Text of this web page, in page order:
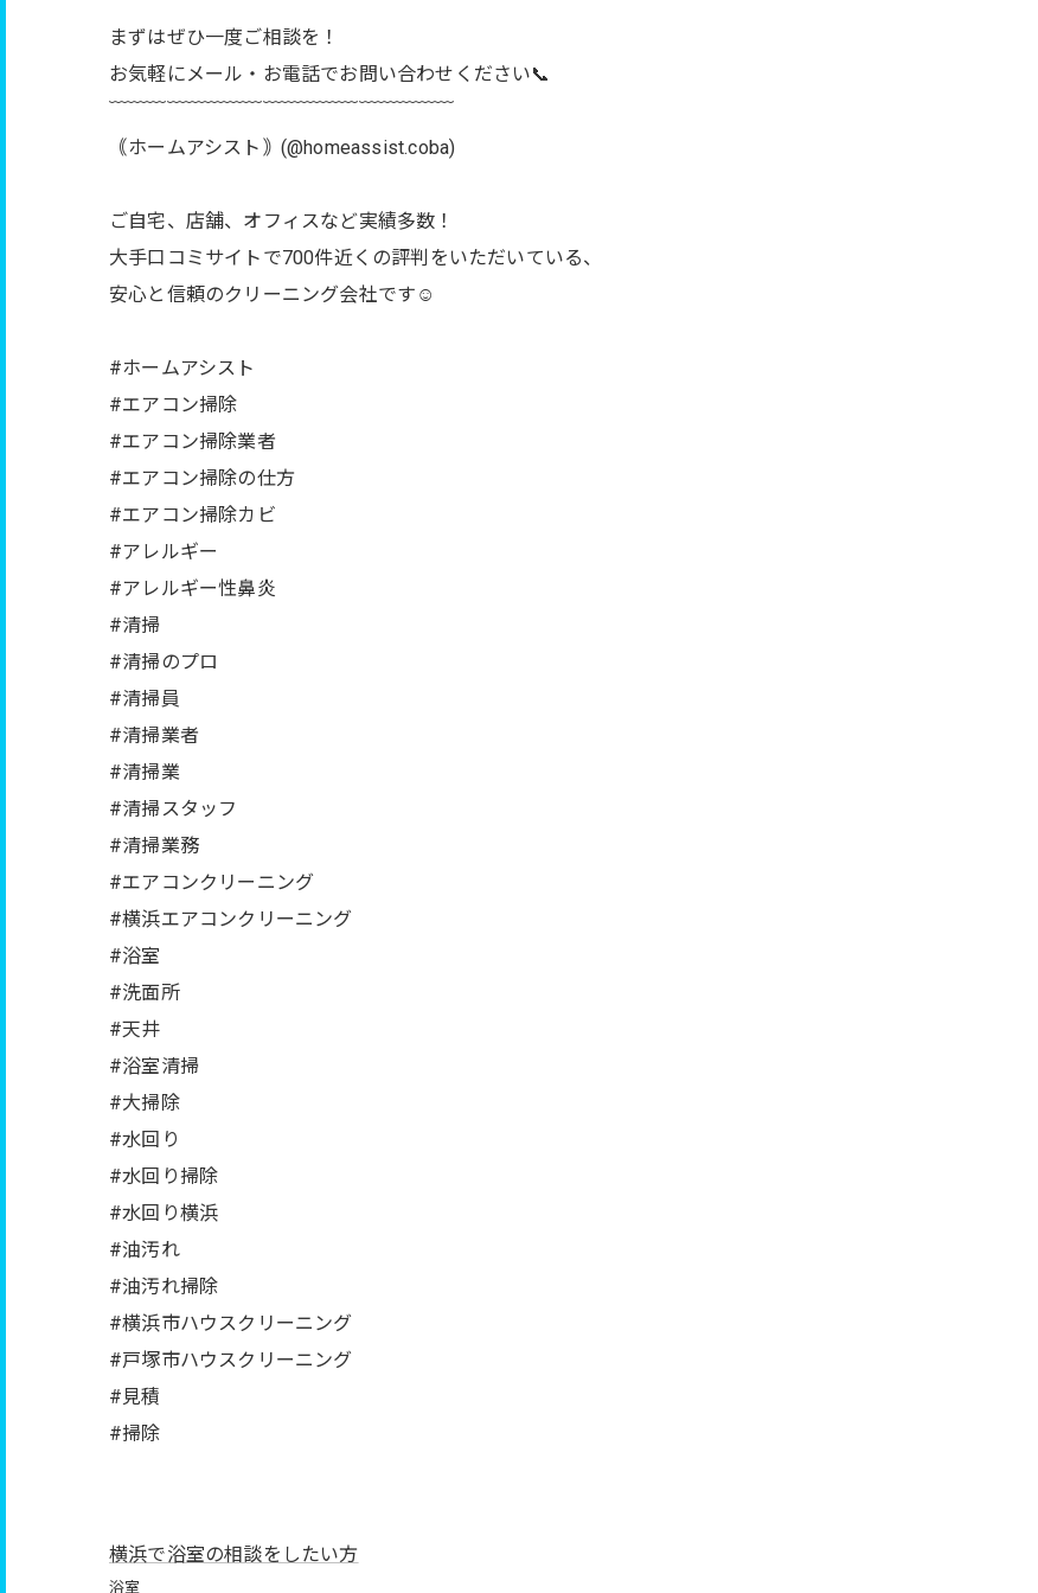
まずはぜひ一度ご相談を！
お気軽にメール・お電話でお問い合わせください📞
﹋﹋﹋﹋﹋﹋﹋﹋﹋﹋﹋﹋﹋﹋﹋﹋﹋﹋
｟ホームアシスト｠(@homeassist.coba)
ご自宅、店舗、オフィスなど実績多数！
大手口コミサイトで700件近くの評判をいただいている、
安心と信頼のクリーニング会社です☺️
#ホームアシスト
#エアコン掃除
#エアコン掃除業者
#エアコン掃除の仕方
#エアコン掃除カビ
#アレルギー
#アレルギー性鼻炎
#清掃
#清掃のプロ
#清掃員
#清掃業者
#清掃業
#清掃スタッフ
#清掃業務
#エアコンクリーニング
#横浜エアコンクリーニング
#浴室
#洗面所
#天井
#浴室清掃
#大掃除
#水回り
#水回り掃除
#水回り横浜
#油汚れ
#油汚れ掃除
#横浜市ハウスクリーニング
#戸塚市ハウスクリーニング
#見積
#掃除
横浜で浴室の相談をしたい方
浴室